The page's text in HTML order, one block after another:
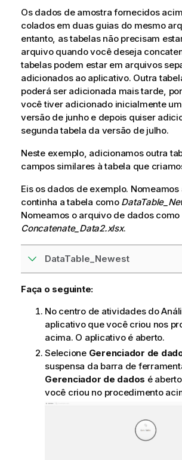
Os dados de amostra fornecidos
colados em duas guias do mesmo
entanto, as tabelas não precisam
arquivo quando você deseja
tabelas podem estar em arquivos
adicionados ao aplicativo. Outra
poderá ser adicionada mais tarde,
você tiver adicionado inicialmente
versão de junho e depois quiser
segunda tabela da versão de julho.
Neste exemplo, adicionamos outra
campos similares à tabela que
Eis os dados de exemplo.
continha a tabela como
Nomeamos o arquivo de dados como
Concatenate_Data2.xlsx.
DataTable_Newest
Faça o seguinte:
No centro de atividadesdo
aplicativo que você criou nos
acima. O aplicativo é aberto.
Selecione Gerenciador de
suspensa da barra de
Gerenciador de dados é
você criou no procedimento